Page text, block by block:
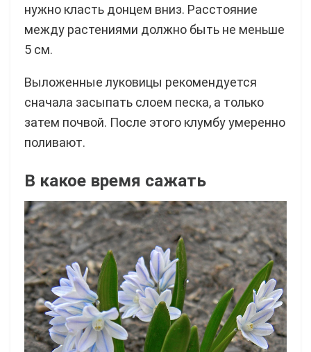
нужно класть донцем вниз. Расстояние
между растениями должно быть не меньше
5 см.
Выложенные луковицы рекомендуется
сначала засыпать слоем песка, а только
затем почвой. После этого клумбу умеренно
поливают.
В какое время сажать